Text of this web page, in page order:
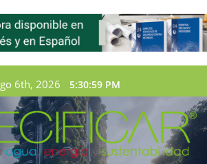
6th, 2026 5:31:01 PM